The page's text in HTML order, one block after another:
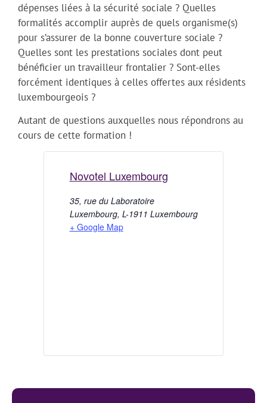
dépenses liées à la sécurité sociale ? Quelles
formalités accomplir auprès de quels organisme(s)
pour s’assurer de la bonne couverture sociale ?
Quelles sont les prestations sociales dont peut
bénéficier un travailleur frontalier ? Sont-elles
forcément identiques à celles offertes aux résidents
luxembourgeois ?
Autant de questions auxquelles nous répondrons au
cours de cette formation !
Novotel Luxembourg
35, rue du Laboratoire
Luxembourg, L-1911 Luxembourg
+ Google Map